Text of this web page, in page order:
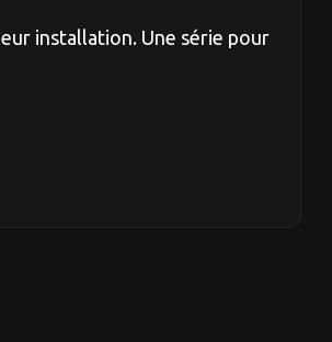
installation. Une série pour